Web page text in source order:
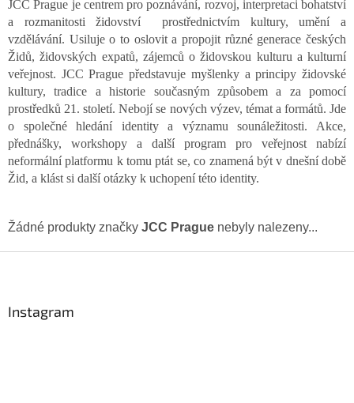
JCC Prague je centrem pro poznávání, rozvoj, interpretaci bohatství
a rozmanitosti židovství prostřednictvím kultury, umění a
vzdělávání. Usiluje o to oslovit a propojit různé generace českých
Židů, židovských expatů, zájemců o židovskou kulturu a kulturní
veřejnost. JCC Prague představuje myšlenky a principy židovské
kultury, tradice a historie současným způsobem a za pomocí
prostředků 21. století. Nebojí se nových výzev, témat a formátů. Jde
o společné hledání identity a významu sounáležitosti. Akce,
přednášky, workshopy a další program pro veřejnost nabízí
neformální platformu k tomu ptát se, co znamená být v dnešní době
Žid, a klást si další otázky k uchopení této identity.
Žádné produkty značky JCC Prague nebyly nalezeny...
Instagram